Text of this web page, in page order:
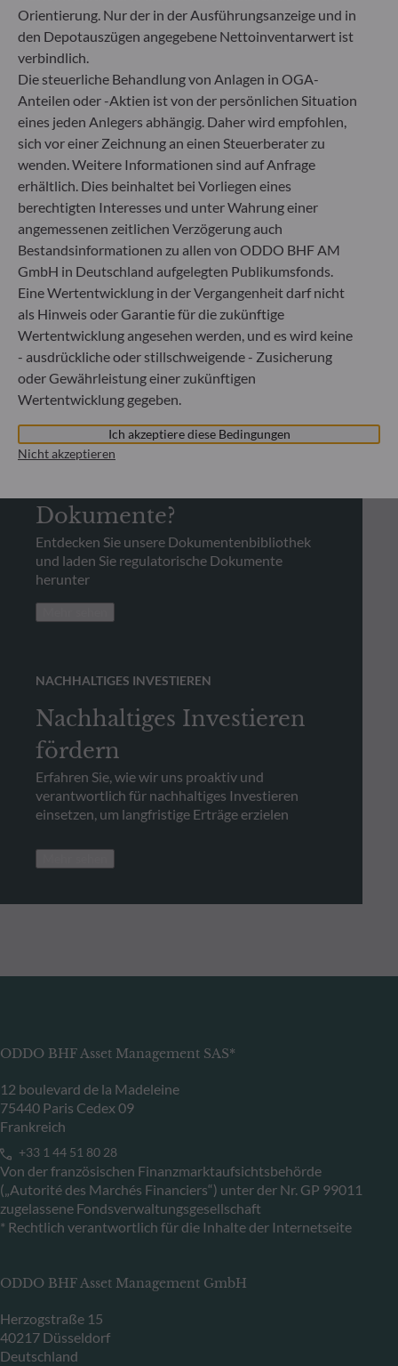
Wo finde ich
Dokumente?
Entdecken Sie unsere Dokumentenbibliothek
und laden Sie regulatorische Dokumente
herunter
NACHHALTIGES INVESTIEREN
Nachhaltiges Investieren
fördern
Erfahren Sie, wie wir uns proaktiv und
verantwortlich für nachhaltiges Investieren
einsetzen, um langfristige Erträge erzielen
ODDO BHF Asset Management SAS*
12 boulevard de la Madeleine
75440 Paris Cedex 09
Frankreich
+33 1 44 51 80 28
Von der französischen Finanzmarktaufsichtsbehörde
(„Autorité des Marchés Financiers“) unter der Nr. GP 99011
zugelassene Fondsverwaltungsgesellschaft
* Rechtlich verantwortlich für die Inhalte der Internetseite
ODDO BHF Asset Management GmbH
Herzogstraße 15
40217 Düsseldorf
Deutschland
Orientierung. Nur der in der Ausführungsanzeige und in
den Depotauszügen angegebene Nettoinventarwert ist
verbindlich.
Die steuerliche Behandlung von Anlagen in OGA-
Anteilen oder -Aktien ist von der persönlichen Situation
eines jeden Anlegers abhängig. Daher wird empfohlen,
sich vor einer Zeichnung an einen Steuerberater zu
wenden. Weitere Informationen sind auf Anfrage
erhältlich. Dies beinhaltet bei Vorliegen eines
berechtigten Interesses und unter Wahrung einer
angemessenen zeitlichen Verzögerung auch
Bestandsinformationen zu allen von ODDO BHF AM
GmbH in Deutschland aufgelegten Publikumsfonds.
Eine Wertentwicklung in der Vergangenheit darf nicht
als Hinweis oder Garantie für die zukünftige
Wertentwicklung angesehen werden, und es wird keine
- ausdrückliche oder stillschweigende - Zusicherung
oder Gewährleistung einer zukünftigen
Wertentwicklung gegeben.
Ich akzeptiere diese Bedingungen
Nicht akzeptieren